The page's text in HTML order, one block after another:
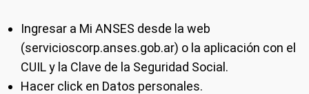
Ingresar a Mi ANSES desde la web
(servicioscorp.anses.gob.ar) o la aplicación con el
CUIL y la Clave de la Seguridad Social.
Hacer click en Datos personales.